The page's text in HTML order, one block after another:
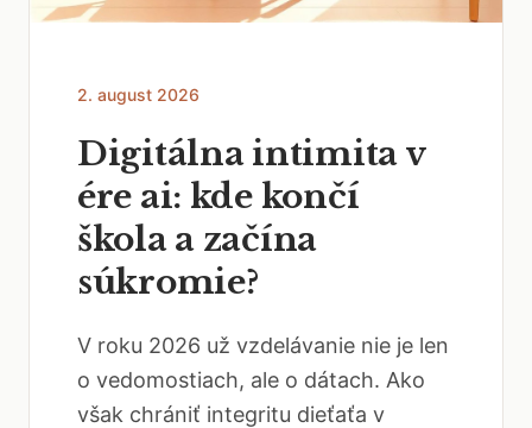
2. august 2026
Digitálna intimita v
ére ai: kde končí
škola a začína
súkromie?
V roku 2026 už vzdelávanie nie je len
o vedomostiach, ale o dátach. Ako
však chrániť integritu dieťaťa v